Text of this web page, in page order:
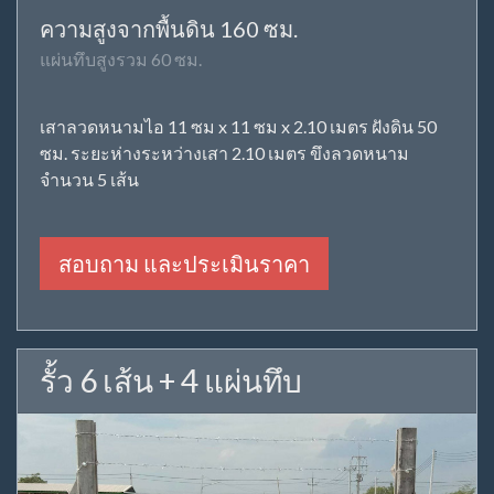
ความสูงจากพื้นดิน 160 ซม.
แผ่นทึบสูงรวม 60 ซม.
เสาลวดหนามไอ 11 ซม x 11 ซม x 2.10 เมตร ฝังดิน 50
ซม. ระยะห่างระหว่างเสา 2.10 เมตร ขึงลวดหนาม
จำนวน 5 เส้น
สอบถาม และประเมินราคา
รั้ว 6 เส้น + 4 แผ่นทึบ